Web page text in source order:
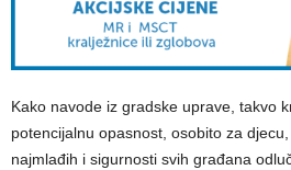
Kako navode iz gradske uprave, takvo
potencijalnu opasnost, osobito za
najmlađih i sigurnosti svih građana